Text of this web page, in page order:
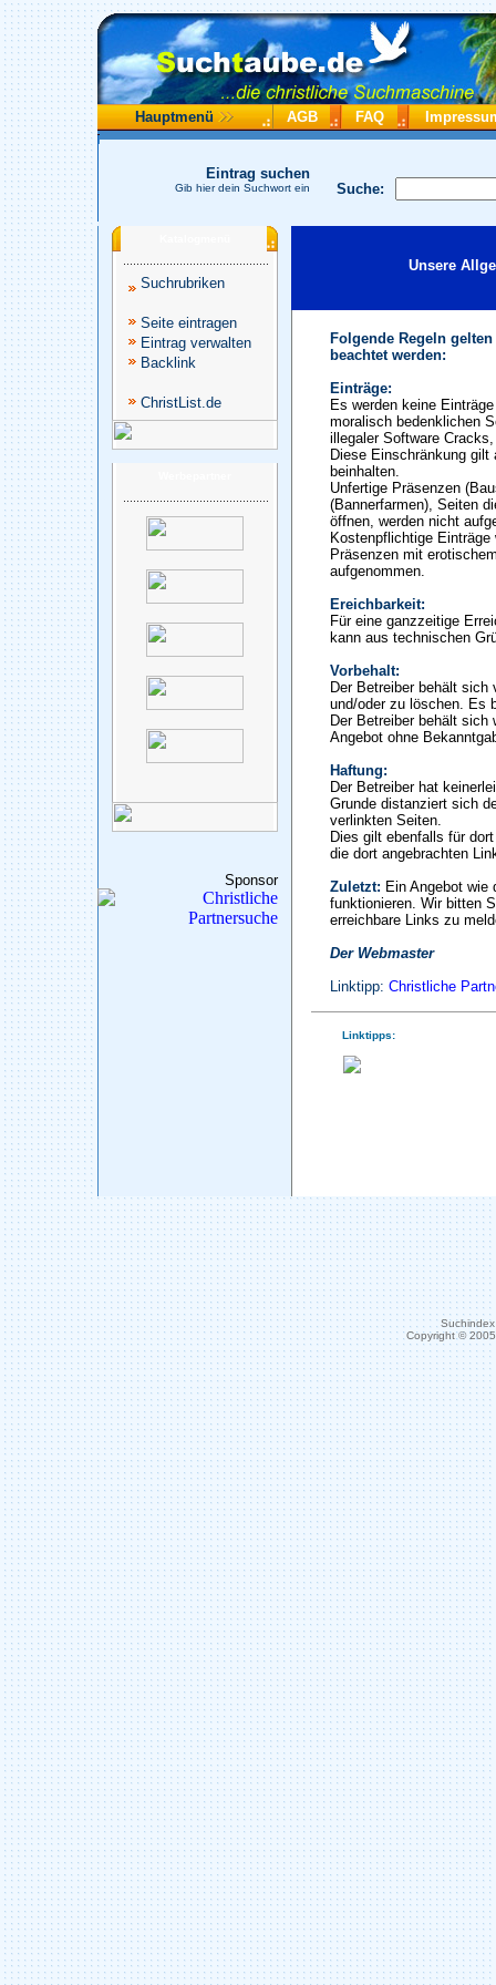
Hauptmenü AGB FAQ
Suche:
Eintrag suchen
Gib hier dein Suchwort ein
Suchrubriken
Seite eintragen
Eintrag verwalten
Backlink
ChristList.de
Sponsor
Unsere
Folgende Regeln
beachtet werden:
Einträge:
Es werden keine
moralisch bedenklichen
illegaler Software
Diese Einschränkung
beinhalten.
Unfertige Präsenzen
(Bannerfarmen), Seiten
öffnen, werden nicht
Kostenpflichtige
Präsenzen mit
aufgenommen.
Ereichbarkeit:
Für eine ganzzeitige
kann aus technischen
Vorbehalt:
Der Betreiber behält sich
und/oder zu löschen. Es
Der Betreiber behält sich
Angebot ohne
Haftung:
Der Betreiber hat
Grunde distanziert sich
verlinkten Seiten.
Dies gilt ebenfalls für
die dort angebrachten
Zuletzt: Ein Angebot wie
funktionieren. Wir bitten
erreichbare Links zu
Der Webmaster
Linktipp: Christliche
Linktipps:
Copyright ©